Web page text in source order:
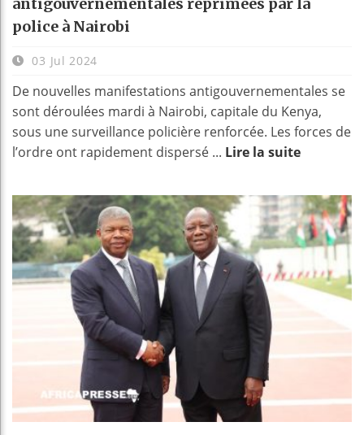
police à Nairobi
03 Jul 2024
De nouvelles manifestations antigouvernementales se
sont déroulées mardi à Nairobi, capitale du Kenya,
sous une surveillance policière renforcée. Les forces de
l’ordre ont rapidement dispersé ... Lire la suite